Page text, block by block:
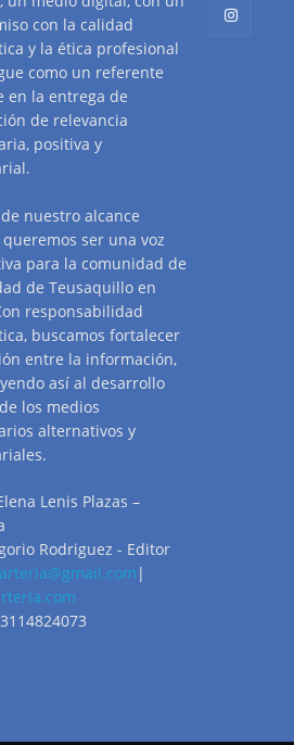
con la calidad
y la ética profesional
como un referente
en la entrega de
de relevancia
positiva y
nuestro alcance
ser una voz
para la comunidad de
de Teusaquillo en
responsabilidad
buscamos fortalecer
entre la información,
así al desarrollo
los medios
alternativos y
Lenis Plazas –
Rodriguez - Editor
|